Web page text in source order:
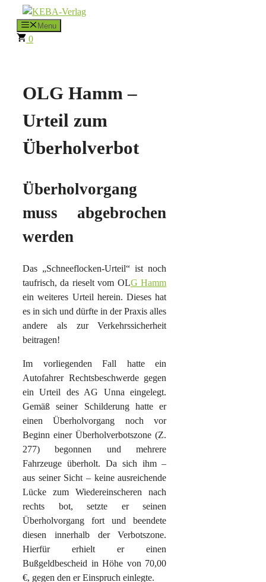
Inhalt
springen
Menu
0
OLG Hamm –
Urteil zum
Überholverbot
Überholvorgang
muss abgebrochen
werden
Das „Schneeflocken-Urteil“ ist noch
taufrisch, da rieselt vom OLG Hamm
ein weiteres Urteil herein. Dieses hat
es in sich und dürfte in der Praxis alles
andere als zur Verkehrssicherheit
beitragen!
Im vorliegenden Fall hatte ein
Autofahrer Rechtsbeschwerde gegen
ein Urteil des AG Unna eingelegt.
Gemäß seiner Schilderung hatte er
einen Überholvorgang noch vor
Beginn einer Überholverbotszone (Z.
277) begonnen und mehrere
Fahrzeuge überholt. Da sich ihm –
aus seiner Sicht – keine ausreichende
Lücke zum Wiedereinscheren nach
rechts bot, setzte er seinen
Überholvorgang fort und beendete
diesen innerhalb der Verbotszone.
Hierfür erhielt er einen
Bußgeldbescheid in Höhe von 70,00
€, gegen den er Einspruch einlegte.